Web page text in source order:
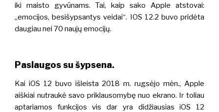
iki maisto gyvūnams. Tai, kaip sako Apple atstovai:
„emocijos, besišypsantys veidai“. IOS 12.2 buvo pridėta
daugiau nei 70 naujų emocijų.
Paslaugos su šypsena.
Kai iOS 12 buvo išleista 2018 m. rugsėjo mėn., Apple
aiškiai nutraukė savo priklausomybę nuo ekrano. Ir toliau
aptariamos funkcijos vis dar yra didžiausias iOS 12